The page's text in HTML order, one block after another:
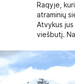
Raqyje,
atraminių
Atvykus
viešbutį.